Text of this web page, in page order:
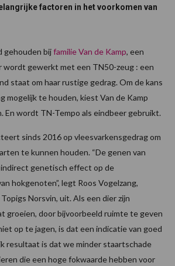
factoren in het voorkomen van
gehouden bijfamilie Van de Kamp, een
wordt gewerkt met een TN50-zeug : een
staat om haar rustige gedrag. Om de kans
mogelijk te houden, kiest Van de Kamp
En wordt TN-Tempo als eindbeer gebruikt.
sinds 2016 op vleesvarkensgedrag om
te kunnen houden. “De genen van
genetisch effect op de
hokgenoten”, legt Roos Vogelzang,
Norsvin, uit. Als een dier zijn
groeien, door bijvoorbeeld ruimte te geven
op te jagen, is dat een indicatie van goed
resultaat is dat we minder staartschade
die een hoge fokwaarde hebben voor